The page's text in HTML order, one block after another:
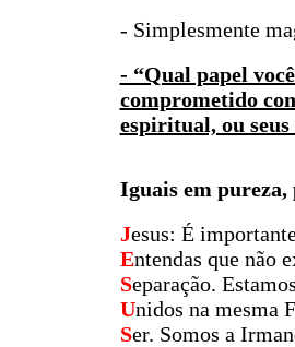
- Simplesmente
- “Qual papel
comprometido
espiritual, ou seus
Iguais em pureza,
Jesus: É
Entendas que não
Separação.
Unidos na mesma
Ser. Somos a